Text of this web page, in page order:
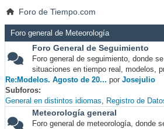
Foro de Tiempo.com
Foro general de Meteorología
Foro General de Seguimiento
Foro general de seguimiento, donde
situaciones en tiempo real, modelos,
Re:Modelos. Agosto de 20... por Josejulio
Subforos
General en distintos idiomas
Registro de
Meteorología general
Foro general de meteorología, donde